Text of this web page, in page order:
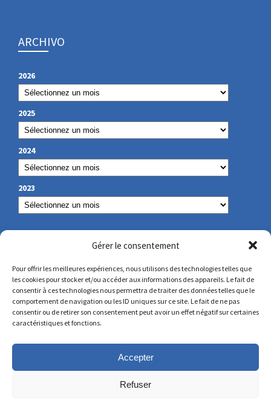
Gérer le consentement
Pour offrir les meilleures expériences, nous utilisons des technologies telles que
les cookies pour stocker et/ou accéder aux informations des appareils. Le fait de
consentir à ces technologies nous permettra de traiter des données telles que le
comportement de navigation ou les ID uniques sur ce site. Le fait de ne pas
consentir ou de retirer son consentement peut avoir un effet négatif sur certaines
caractéristiques et fonctions.
Accepter
Refuser
ARCHIVO
2026
2025
2024
2023
NUESTROS DATOS DE CONTACTO
secretariat@lamennais.org
protectionenfance@lamennais.org